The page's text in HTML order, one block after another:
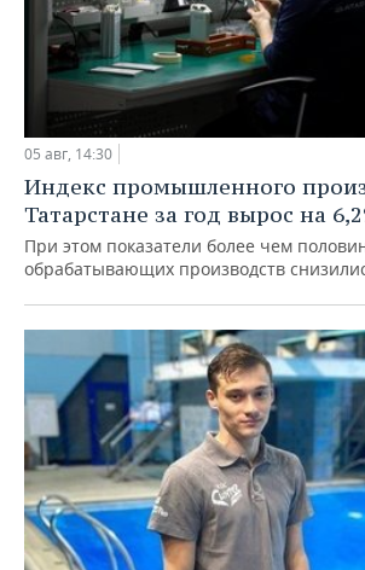
05 авг, 14:30
Индекс промышленного
Татарстане за год вырос на
При этом показатели более чем
обрабатывающих производств